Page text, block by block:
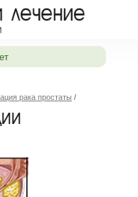
рака простаты /